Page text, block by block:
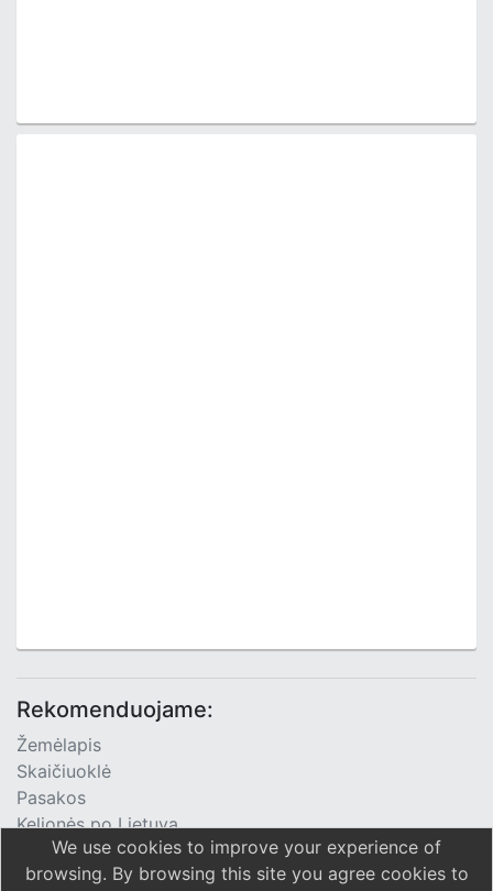
Rekomenduojame:
Žemėlapis
Skaičiuoklė
Pasakos
Kelionės po Lietuvą
TV Programa
We use cookies to improve your experience of
browsing. By browsing this site you agree cookies to